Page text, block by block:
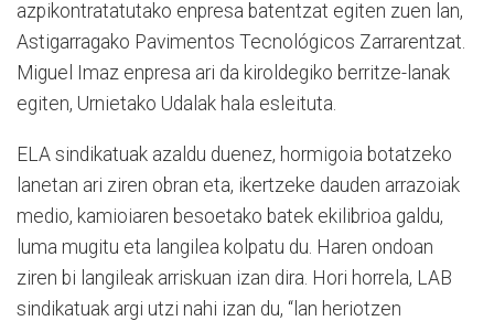
azpikontratatutako enpresa batentzat egiten zuen lan,
Astigarragako Pavimentos Tecnológicos Zarrarentzat.
Miguel Imaz enpresa ari da kiroldegiko berritze-lanak
egiten, Urnietako Udalak hala esleituta.
ELA sindikatuak azaldu duenez, hormigoia botatzeko
lanetan ari ziren obran eta, ikertzeke dauden arrazoiak
medio, kamioiaren besoetako batek ekilibrioa galdu,
luma mugitu eta langilea kolpatu du. Haren ondoan
ziren bi langileak arriskuan izan dira. Hori horrela, LAB
sindikatuak argi utzi nahi izan du, “lan heriotzen